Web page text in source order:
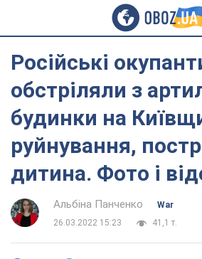
Російські
обстріляли з
будинки на
руйнування,
дитина. Фото і
Альбіна Панченко
War
26.03.2022 15:23
41,1 т.